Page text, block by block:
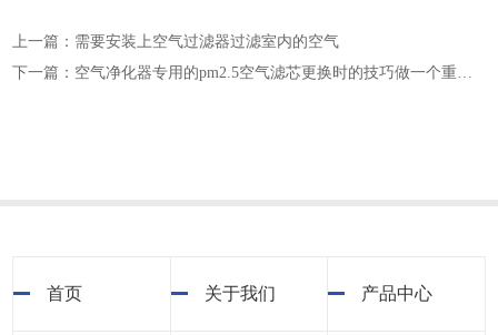
上一篇：需要安装上空气过滤器过滤室内的空气
下一篇：空气净化器专用的pm2.5空气滤芯更换时的技巧做一个重点的了解
首页 关于我们 产品中心